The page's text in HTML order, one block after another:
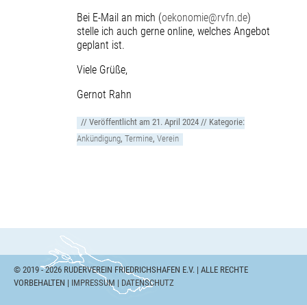
Bei E-Mail an mich (oekonomie@rvfn.de)
stelle ich auch gerne online, welches Angebot
geplant ist.
Viele Grüße,
Gernot Rahn
// Veröffentlicht am21. April 2024 // Kategorie:
Ankündigung, Termine, Verein
© 2019 - 2026 RUDERVEREIN FRIEDRICHSHAFEN E.V. | ALLE RECHTE
VORBEHALTEN | IMPRESSUM | DATENSCHUTZ